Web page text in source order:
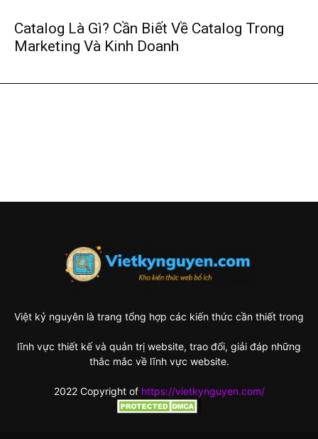
Catalog Là Gì? Cần Biết Về Catalog Trong
Marketing Và Kinh Doanh
Việt kỷ nguyên là trang tổng hợp các kiến thức cần thiết trong
lĩnh vực thiết kế và quản trị website, trao đổi, giải đáp những
thắc mắc về lĩnh vực website.
2022 Copyright of https://vietkynguyen.com/